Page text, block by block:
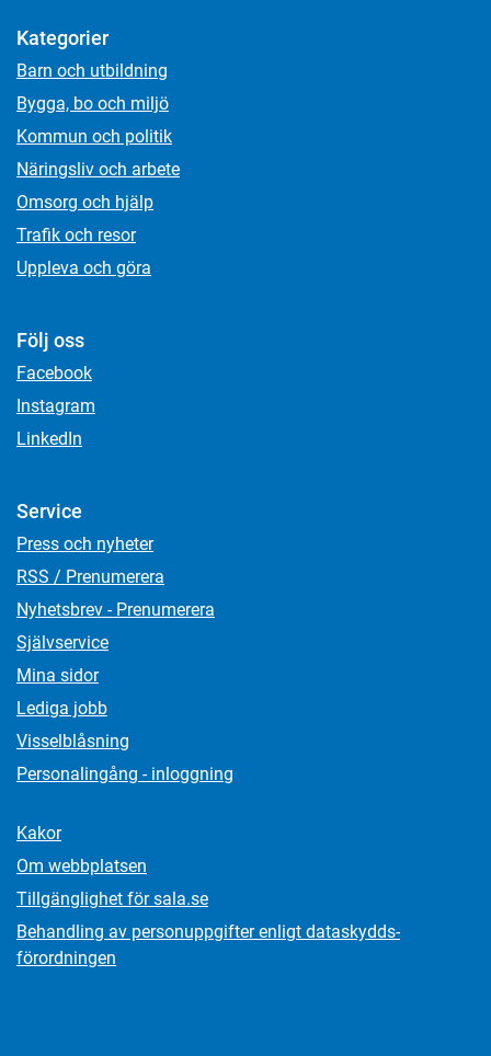
Kategorier
Barn och utbildning
Bygga, bo och miljö
Kommun och politik
Näringsliv och arbete
Omsorg och hjälp
Trafik och resor
Uppleva och göra
Följ oss
Facebook
Instagram
LinkedIn
Service
Press och nyheter
RSS / Prenumerera
Nyhetsbrev - Prenumerera
Självservice
Mina sidor
Lediga jobb
Visselblåsning
Personalingång - inloggning
Kakor
Om webbplatsen
Tillgänglighet för sala.se
Behandling av personuppgifter enligt dataskydds­
förordningen